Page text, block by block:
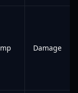
Damage